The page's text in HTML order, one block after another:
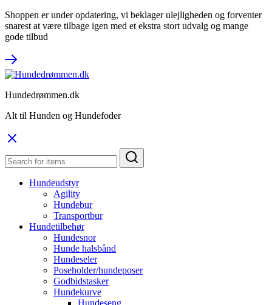
Shoppen er under opdatering, vi beklager ulejligheden og forventer
snarest at være tilbage igen med et ekstra stort udvalg og mange
gode tilbud
Hundedrømmen.dk
Alt til Hunden og Hundefoder
Hundeudstyr
Agility
Hundebur
Transportbur
Hundetilbehør
Hundesnor
Hunde halsbånd
Hundeseler
Poseholder/hundeposer
Godbidstasker
Hundekurve
Hundeseng